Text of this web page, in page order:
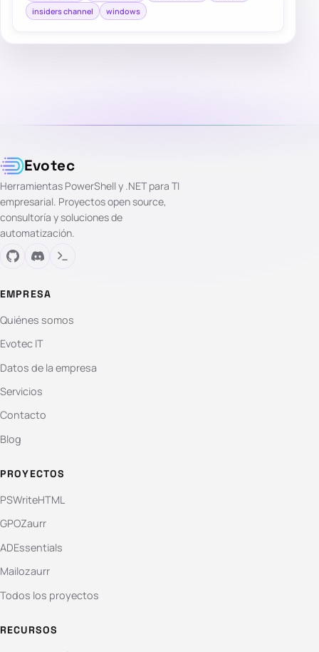
insiders channel
windows
Evotec
Herramientas PowerShell y .NET para TI
empresarial. Proyectos open source,
consultoría y soluciones de
automatización.
EMPRESA
Quiénes somos
Evotec IT
Datos de la empresa
Servicios
Contacto
Blog
PROYECTOS
PSWriteHTML
GPOZaurr
ADEssentials
Mailozaurr
Todos los proyectos
RECURSOS